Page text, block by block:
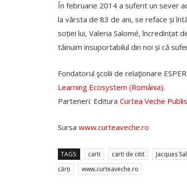
În februarie 2014 a suferit un sever
la vârsta de 83 de ani, se reface și
soției lui, Valeria Salomé, încredințat
tăinuim insuportabilul din noi și că
Fondatorul şcolii de relaţionare
Learning Ecosystem (România).
Parteneri: Editura Curtea Veche
Sursa www.curteaveche.ro
TAGS: carti carti de citit Jacques
cărți
www.curteaveche.ro